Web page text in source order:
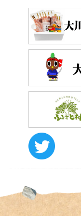
イベントレポート
メディア掲載情報
サイトポリシー